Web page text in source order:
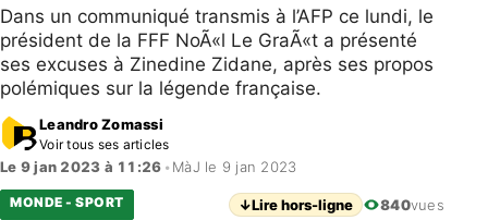
Dans un communiqué transmis à l’AFP ce lundi, le
président de la FFF NoÃ«l Le GraÃ«t a présenté
ses excuses à Zinedine Zidane, après ses propos
polémiques sur la légende française.
Leandro Zomassi
Voir tous ses articles
Le 9 jan 2023 à 11:26 • MàJ le 9 jan 2023
MONDE - SPORT ↓Lire hors-ligne 840vues